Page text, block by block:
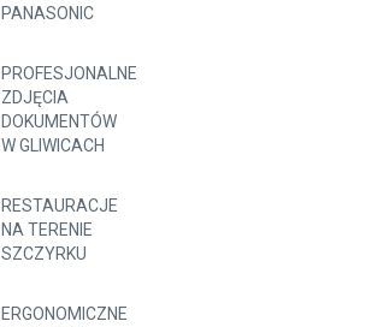
PANASONIC
PROFESJONALNE
ZDJĘCIA
DOKUMENTÓW
W GLIWICACH
RESTAURACJE
NA TERENIE
SZCZYRKU
ERGONOMICZNE